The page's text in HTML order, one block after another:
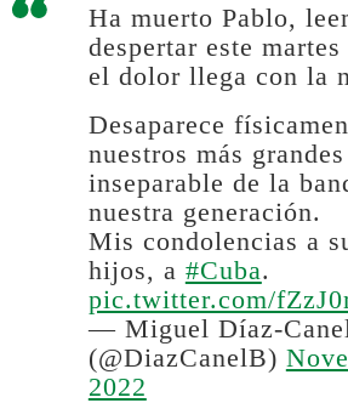
Ha muerto Pablo,
despertar este martes
el dolor llega con la
Desaparece
nuestros más
inseparable de la
nuestra generación.
Mis condolencias a
hijos, a #Cuba.
pic.twitter.com/
— Miguel Díaz-
(@DiazCanelB)
2022